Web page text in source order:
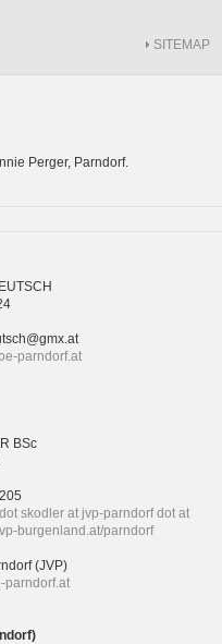
SITEMAP
Perger, Parndorf.
parndorf.at
BSc
skodler at jvp-parndorf dot at
burgenland.at/parndorf
(JVP)
parndorf.at